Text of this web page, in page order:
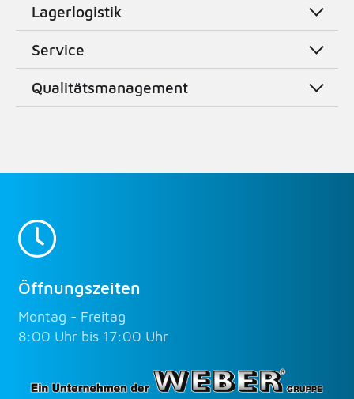
Lagerlogistik
Service
Qualitätsmanagement
Öffnungszeiten
Montag - Freitag
8:00 Uhr bis 17:00 Uhr